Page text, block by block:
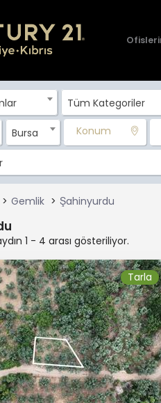
Tüm Kategoriler
Bursa Konum
Gemlik Şahinyurdu
1 - 4 arası gösteriliyor.
Tarla